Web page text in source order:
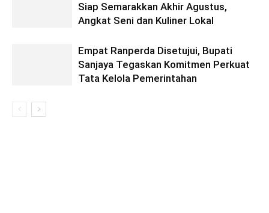
Siap Semarakkan Akhir Agustus,
Angkat Seni dan Kuliner Lokal
Empat Ranperda Disetujui, Bupati
Sanjaya Tegaskan Komitmen Perkuat
Tata Kelola Pemerintahan